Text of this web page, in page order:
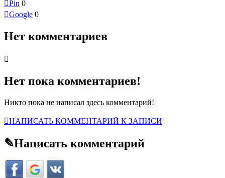
drugs
had
great
2017
Pin 0
Google 0
Нет комментариев

Нет пока комментариев!
Никто пока не написал здесь комментарий!
НАПИСАТЬ КОММЕНТАРИЙ К ЗАПИСИ
✎Написать комментарий